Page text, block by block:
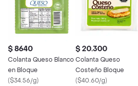
$ 8640
Colanta Queso Blanco
en Bloque
($34.56/g)
$ 20.300
Colanta Queso
Costeño Bloque
($40.60/g)